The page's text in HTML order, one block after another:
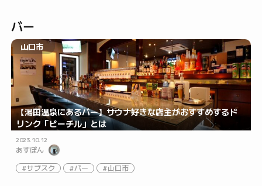
バー
山口市
【湯田温泉にあるバー】サウナ好きな店主がおすすめするド
リンク「ビーチル」とは
2023.10.12
あすぽん
サブスク
バー 山口市